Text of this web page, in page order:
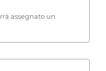
assegnato un